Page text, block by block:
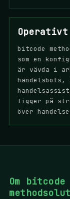
bitcode
som en
är vävda i
ligger på
över
Om bitcode